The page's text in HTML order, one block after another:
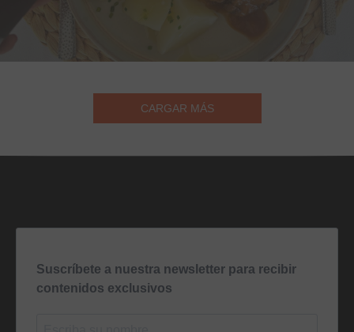
CARGAR MÁS